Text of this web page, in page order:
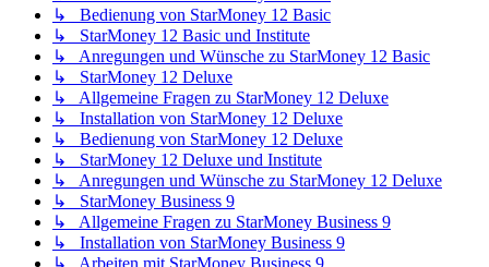
↳ Bedienung von StarMoney 12 Basic
↳ StarMoney 12 Basic und Institute
↳ Anregungen und Wünsche zu StarMoney 12 Basic
↳ StarMoney 12 Deluxe
↳ Allgemeine Fragen zu StarMoney 12 Deluxe
↳ Installation von StarMoney 12 Deluxe
↳ Bedienung von StarMoney 12 Deluxe
↳ StarMoney 12 Deluxe und Institute
↳ Anregungen und Wünsche zu StarMoney 12 Deluxe
↳ StarMoney Business 9
↳ Allgemeine Fragen zu StarMoney Business 9
↳ Installation von StarMoney Business 9